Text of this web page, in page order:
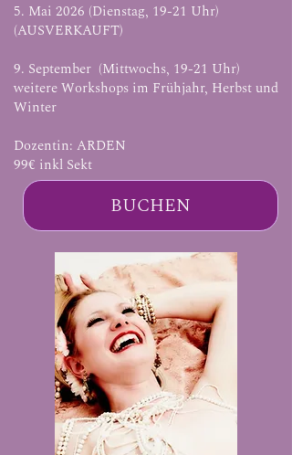
5. Mai 2026 (Dienstag, 19-21 Uhr)
(AUSVERKAUFT)
9. September (Mittwochs, 19-21 Uhr)
weitere Workshops im Frühjahr, Herbst und
Winter
Dozentin: ARDEN
99€ inkl Sekt
BUCHEN